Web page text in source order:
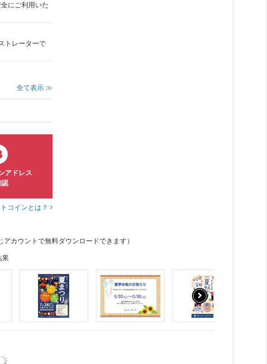
にご利用いた
トレーターで
全て表示 ≫
アドレス
認
コインとは？
アカウントで無料ダウンロードできます）
果